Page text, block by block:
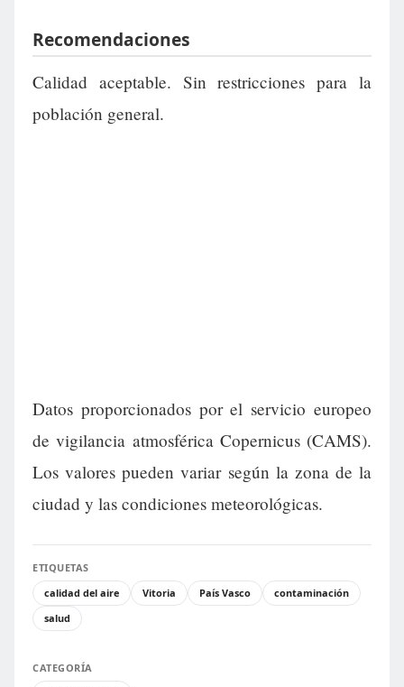
Recomendaciones
Calidad aceptable. Sin restricciones para la
población general.
Datos proporcionados por el servicio europeo
de vigilancia atmosférica Copernicus (CAMS).
Los valores pueden variar según la zona de la
ciudad y las condiciones meteorológicas.
ETIQUETAS
calidad del aire
Vitoria País Vasco
contaminación
salud
CATEGORÍA